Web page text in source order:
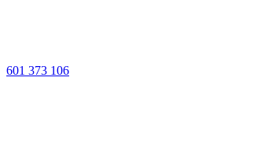
601 373 106